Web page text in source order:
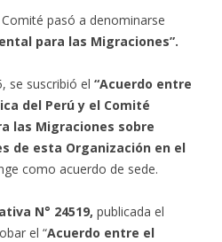
pasó a denominarse
para las Migraciones”.
se suscribió el “Acuerdo entre
del Perú y el Comité
las Migraciones sobre
de esta Organización en el
como acuerdo de sede.
N° 24519, publicada el
el “Acuerdo entre el